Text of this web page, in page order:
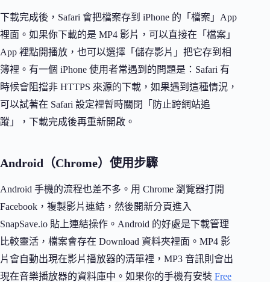
下載完成後，Safari 會把檔案存到 iPhone 的「檔案」App
裡面。如果你下載的是 MP4 影片，可以直接在「檔案」
App 裡點開播放，也可以選擇「儲存影片」把它存到相
簿裡。有一個 iPhone 使用者常遇到的問題是：Safari 有
時候會阻擋非 HTTPS 來源的下載，如果遇到這種情況，
可以試著在 Safari 設定裡暫時關閉「防止跨網站追
蹤」，下載完成後再重新開啟。
Android（Chrome）使用步驟
Android 手機的流程也差不多。用 Chrome 瀏覽器打開
Facebook，複製影片連結，然後開新分頁進入
SnapSave.io 貼上連結操作。Android 的好處是下載管理
比較靈活，檔案會存在 Download 資料夾裡面。MP4 影
片會自動出現在影片播放器的清單裡，MP3 音訊則會出
現在音樂播放器的資料庫中。如果你的手機有安裝 Free